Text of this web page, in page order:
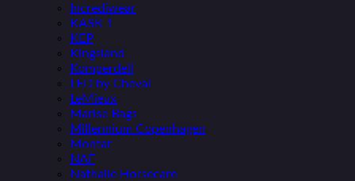
Incrediwear
KASK 1
KEP
Kingsland
Komperdell
LED by Cheval
LeMieux
Marise Bags
Millennium Copenhagen
Montar
NAF
Nathalie Horsecare